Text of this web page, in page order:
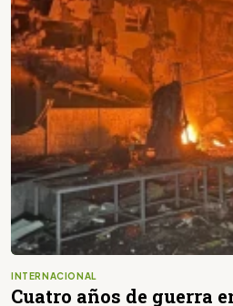
INTERNACIONAL
Cuatro años de guerra